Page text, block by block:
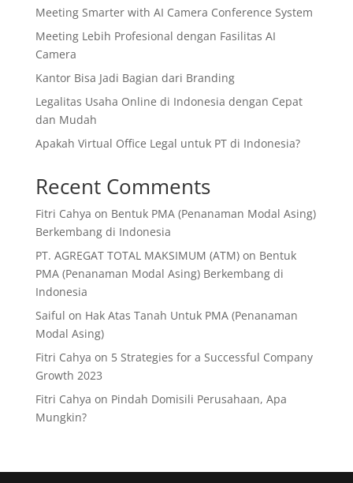
Meeting Smarter with AI Camera Conference System
Meeting Lebih Profesional dengan Fasilitas AI
Camera
Kantor Bisa Jadi Bagian dari Branding
Legalitas Usaha Online di Indonesia dengan Cepat
dan Mudah
Apakah Virtual Office Legal untuk PT di Indonesia?
Recent Comments
Fitri Cahya on Bentuk PMA (Penanaman Modal Asing)
Berkembang di Indonesia
PT. AGREGAT TOTAL MAKSIMUM (ATM)on Bentuk
PMA (Penanaman Modal Asing) Berkembang di
Indonesia
Saiful on Hak Atas Tanah Untuk PMA (Penanaman
Modal Asing)
Fitri Cahya on 5 Strategies for a Successful Company
Growth 2023
Fitri Cahya on Pindah Domisili Perusahaan, Apa
Mungkin?